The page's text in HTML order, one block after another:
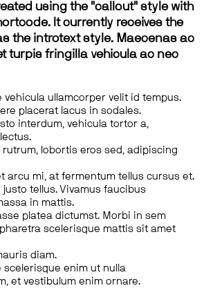
using the "callout" style with
It currently receives the
the introtext style. Maecenas ac
turpis fringilla vehicula ac nec
vehicula ullamcorper velit id tempus.
placerat lacus in sodales.
interdum, vehicula tortor a,
rutrum, lobortis eros sed, adipiscing
arcu mi, at fermentum tellus cursus et.
justo tellus. Vivamus faucibus
in mattis.
platea dictumst. Morbi in sem
scelerisque mattis sit amet
diam.
scelerisque enim ut nulla
et vestibulum enim ornare.